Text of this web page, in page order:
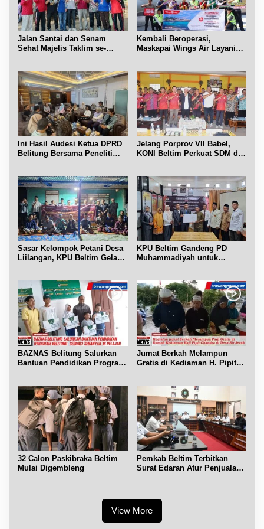
Jalan Santai dan Senam
Sehat Majelis Taklim se-
Kembali Beroperasi,
Maskapai Wings Air Layani
Ini Hasil Audesi Ketua DPRD
Belitung Bersama Peneliti
Jelang Porprov VII Babel,
KONI Beltim Perkuat SDM di
Sasar Kelompok Petani Desa
Liilangan, KPU Beltim Gelar
KPU Beltim Gandeng PD
Muhammadiyah untuk
BAZNAS Belitung Salurkan
Bantuan Pendidikan Program
Jumat Berkah Melampun
Gratis di Kediaman H. Pipit
32 Calon Paskibraka Beltim
Mulai Digembleng
Pemkab Beltim Terbitkan
Surat Edaran Atur Penjualan
View More